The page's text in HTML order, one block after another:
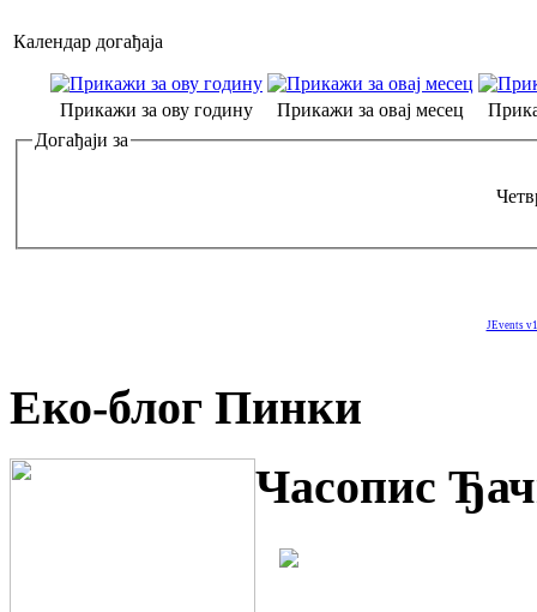
Календар догађаја
Прикажи за ову годину Прикажи за овај месец
Догађаји за
JEvents
Еко-блог Пинки
Часопис